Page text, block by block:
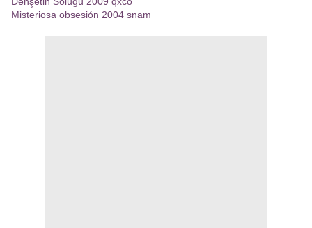
Misteriosa obsesión 2004 snam